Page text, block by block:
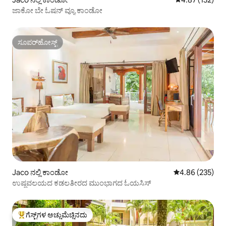
ಜಾಕೋ ಬೇ ಓಷನ್ ವ್ಯೂ ಕಾಂಡೋ
ಸೂಪರ್‌ಹೋಸ್ಟ್
ಸೂಪರ್‌ಹೋಸ್ಟ್
Jaco ನಲ್ಲಿ ಕಾಂಡೋ 5 ರಲ್ಲಿ 4.86
4.86 (235)
ಉಷ್ಣವಲಯದ ಕಡಲತೀರದ ಮುಂಭಾಗದ ಓಯಸಿಸ್
ಗೆಸ್ಟ್‌ಗಳಿಗೆ ಅತಿ ಹೆಚ್ಚು ಅಚ್ಚುಮೆಚ್ಚಿನದು
ಗೆಸ್ಟ್‌ಗಳ ಅಚ್ಚುಮೆಚ್ಚಿನದು